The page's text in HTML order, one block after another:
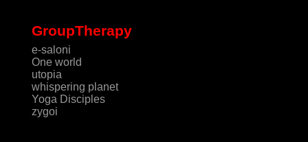
GroupTherapy
e-saloni
One world
utopia
whispering planet
Yoga Disciples
zygoi